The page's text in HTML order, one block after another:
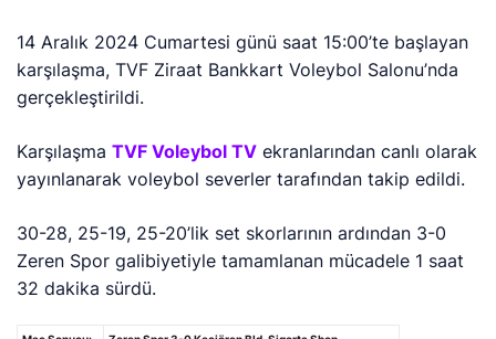
14 Aralık 2024 Cumartesi günü saat 15:00’te başlayan
karşılaşma, TVF Ziraat Bankkart Voleybol Salonu’nda
gerçekleştirildi.
KarşılaşmaTVF Voleybol TV ekranlarından canlı olarak
yayınlanarak voleybol severler tarafından takip edildi.
30-28, 25-19, 25-20’lik set skorlarının ardından 3-0
Zeren Spor galibiyetiyle tamamlanan mücadele 1 saat
32 dakika sürdü.